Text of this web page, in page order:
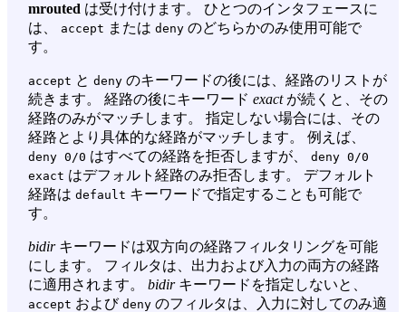
mrouted は受け付けます。 ひとつのインタフェースに
は、
accept または deny のどちらかのみ使用可能で
す。
accept と deny のキーワードの後には、経路のリストが
続きます。 経路の後にキーワード exactが続くと、その
経路のみがマッチします。 指定しない場合には、その
経路とより具体的な経路がマッチします。 例えば、
deny 0/0 はすべての経路を拒否しますが、 deny 0/0
exact はデフォルト経路のみ拒否します。 デフォルト
経路は default キーワードで指定することも可能で
す。
bidirキーワードは双方向の経路フィルタリングを可能
にします。 フィルタは、出力および入力の両方の経路
に適用されます。 bidirキーワードを指定しないと、
accept および deny のフィルタは、入力に対してのみ適